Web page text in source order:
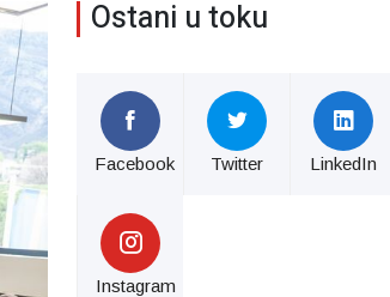
Ostani u toku
Facebook Twitter LinkedIn
Instagram